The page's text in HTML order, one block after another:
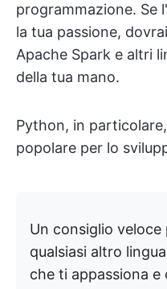
programmazione. Se
la tua passione,
Apache Spark e altri
della tua mano.
Python, in
popolare per lo
Un consiglio
qualsiasi altro
che ti appassiona